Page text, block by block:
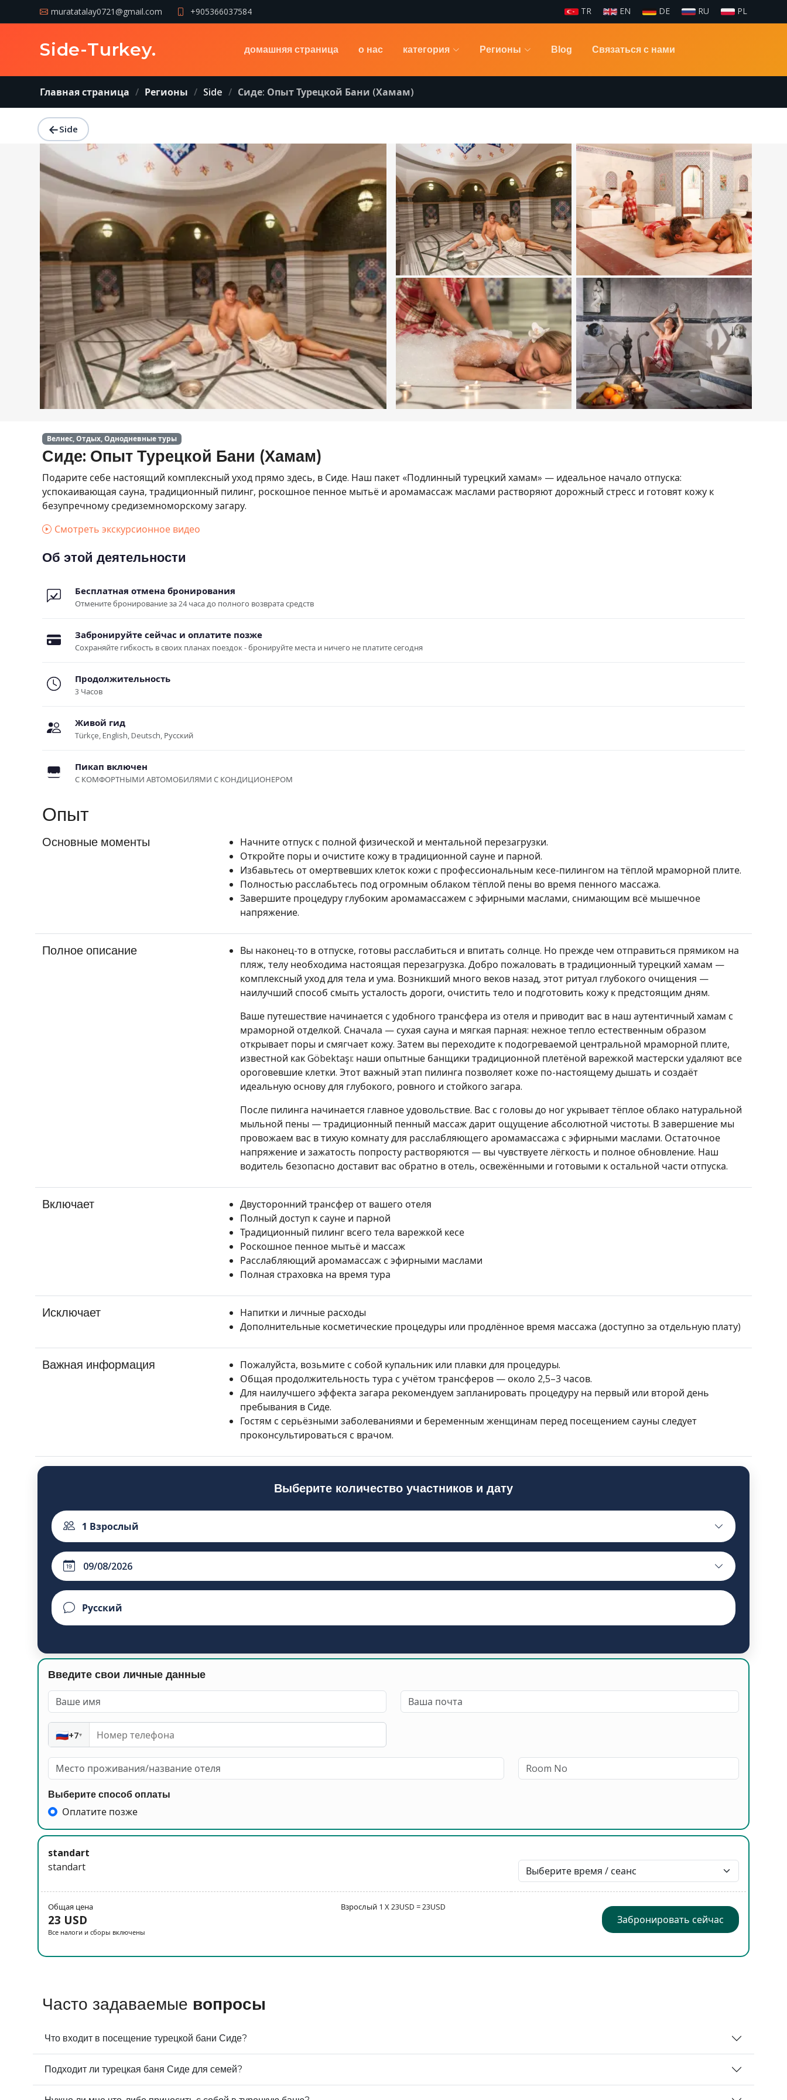
muratatalay0721@gmail.com +905366037584 TR EN DE RU PL
Side-Turkey. домашняя страница о нас категория Регионы Blog Связаться с нами
Главная страница Регионы Side Сиде: Опыт Турецкой Бани (Хамам)
←Side
Велнес, Отдых, Однодневные туры
Сиде: Опыт Турецкой Бани (Хамам)
Подарите себе настоящий комплексный уход прямо здесь, в Сиде. Наш пакет «Подлинный турецкий хамам» — идеальное начало отпуска:
успокаивающая сауна, традиционный пилинг, роскошное пенное мытьё и аромамассаж маслами растворяют дорожный стресс и готовят кожу к
безупречному средиземноморскому загару.
Смотреть экскурсионное видео
Об этой деятельности
Бесплатная отмена бронирования
Отмените бронирование за 24 часа до полного возврата средств
Забронируйте сейчас и оплатите позже
Сохраняйте гибкость в своих планах поездок - бронируйте места и ничего не платите сегодня
Продолжительность
3 Часов
Живой гид
Türkçe, English, Deutsch, Русский
Пикап включен
С КОМФОРТНЫМИ АВТОМОБИЛЯМИ С КОНДИЦИОНЕРОМ
Опыт
Основные моменты
Начните отпуск с полной физической и ментальной перезагрузки.
Откройте поры и очистите кожу в традиционной сауне и парной.
Избавьтесь от омертвевших клеток кожи с профессиональным кесе-пилингом на тёплой мраморной плите.
Полностью расслабьтесь под огромным облаком тёплой пены во время пенного массажа.
Завершите процедуру глубоким аромамассажем с эфирными маслами, снимающим всё мышечное
напряжение.
Полное описание
Вы наконец-то в отпуске, готовы расслабиться и впитать солнце. Но прежде чем отправиться прямиком на
пляж, телу необходима настоящая перезагрузка. Добро пожаловать в традиционный турецкий хамам —
комплексный уход для тела и ума. Возникший много веков назад, этот ритуал глубокого очищения —
наилучший способ смыть усталость дороги, очистить тело и подготовить кожу к предстоящим дням.
Ваше путешествие начинается с удобного трансфера из отеля и приводит вас в наш аутентичный хамам с
мраморной отделкой. Сначала — сухая сауна и мягкая парная: нежное тепло естественным образом
открывает поры и смягчает кожу. Затем вы переходите к подогреваемой центральной мраморной плите,
известной как Göbektaşı: наши опытные банщики традиционной плетёной варежкой мастерски удаляют все
ороговевшие клетки. Этот важный этап пилинга позволяет коже по-настоящему дышать и создаёт
идеальную основу для глубокого, ровного и стойкого загара.
После пилинга начинается главное удовольствие. Вас с головы до ног укрывает тёплое облако натуральной
мыльной пены — традиционный пенный массаж дарит ощущение абсолютной чистоты. В завершение мы
провожаем вас в тихую комнату для расслабляющего аромамассажа с эфирными маслами. Остаточное
напряжение и зажатость попросту растворяются — вы чувствуете лёгкость и полное обновление. Наш
водитель безопасно доставит вас обратно в отель, освежёнными и готовыми к остальной части отпуска.
Включает
Двусторонний трансфер от вашего отеля
Полный доступ к сауне и парной
Традиционный пилинг всего тела варежкой кесе
Роскошное пенное мытьё и массаж
Расслабляющий аромамассаж с эфирными маслами
Полная страховка на время тура
Исключает
Напитки и личные расходы
Дополнительные косметические процедуры или продлённое время массажа (доступно за отдельную плату)
Важная информация
Пожалуйста, возьмите с собой купальник или плавки для процедуры.
Общая продолжительность тура с учётом трансферов — около 2,5–3 часов.
Для наилучшего эффекта загара рекомендуем запланировать процедуру на первый или второй день
пребывания в Сиде.
Гостям с серьёзными заболеваниями и беременным женщинам перед посещением сауны следует
проконсультироваться с врачом.
Выберите количество участников и дату
1 Взрослый
Введите свои личные данные
🇷🇺+7▾
Выберите способ оплаты
Оплатите позже
standart
standart
Общая цена
23 USD
Все налоги и сборы включены
Взрослый 1 X 23USD = 23USD
Забронировать сейчас
Часто задаваемые вопросы
Что входит в посещение турецкой бани Сиде?
Подходит ли турецкая баня Сиде для семей?